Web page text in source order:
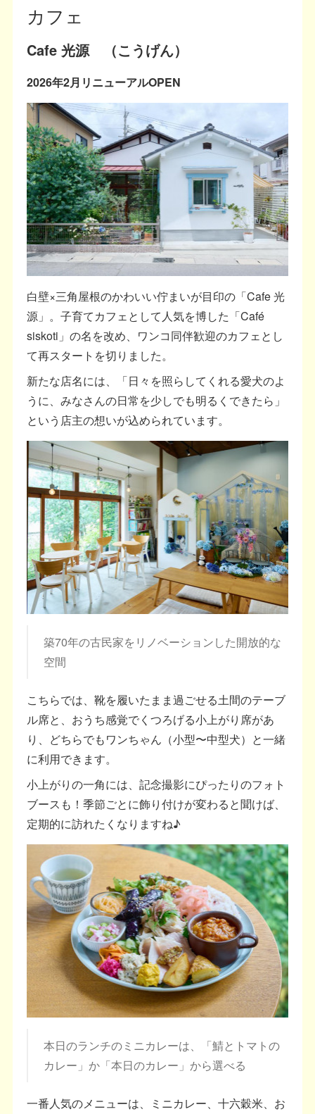
カフェ
Cafe 光源 （こうげん）
2026年2月リニューアルOPEN
白壁×三角屋根のかわいい佇まいが目印の「Cafe 光
源」。子育てカフェとして人気を博した「Café
siskoti」の名を改め、ワンコ同伴歓迎のカフェとし
て再スタートを切りました。
新たな店名には、「日々を照らしてくれる愛犬のよ
うに、みなさんの日常を少しでも明るくできたら」
という店主の想いが込められています。
築70年の古民家をリノベーションした開放的な
空間
こちらでは、靴を履いたまま過ごせる土間のテーブ
ル席と、おうち感覚でくつろげる小上がり席があ
り、どちらでもワンちゃん（小型〜中型犬）と一緒
に利用できます。
小上がりの一角には、記念撮影にぴったりのフォト
ブースも！季節ごとに飾り付けが変わると聞けば、
定期的に訪れたくなりますね♪
本日のランチのミニカレーは、「鯖とトマトの
カレー」か「本日のカレー」から選べる
一番人気のメニューは、ミニカレー、十六穀米、お